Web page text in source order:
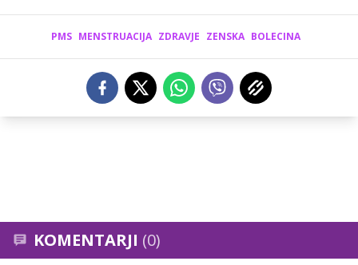
PMS MENSTRUACIJA ZDRAVJE ZENSKA BOLECINA
KOMENTARJI (0)